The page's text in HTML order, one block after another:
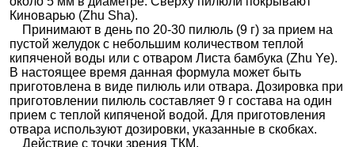
Киноварью (Zhu Sha).
Принимают в день по 20-30 пилюль (9 г) за прием на
пустой желудок с небольшим количеством теплой
кипяченой воды или с отваром Листа бамбука (Zhu Ye).
В настоящее время данная формула может быть
приготовлена в виде пилюль или отвара. Дозировка при
приготовлении пилюль составляет 9 г состава на один
прием с теплой кипяченой водой. Для приготовления
отвара используют дозировки, указанные в скобках.
Действие с точки зрения ТКМ.